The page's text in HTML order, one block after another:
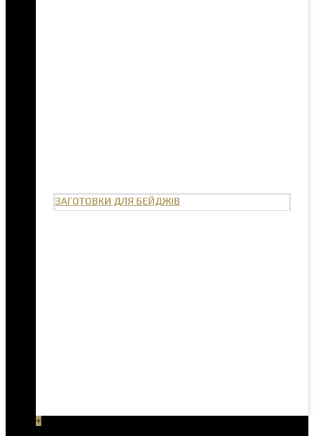
ЗАГОТОВКИ ДЛЯ БЕЙДЖІВ
+